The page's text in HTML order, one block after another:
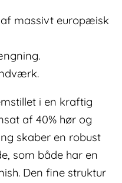
massivt europæisk
i en kraftig
af 40% hør og
skaber en robust
som både har en
Den fine struktur